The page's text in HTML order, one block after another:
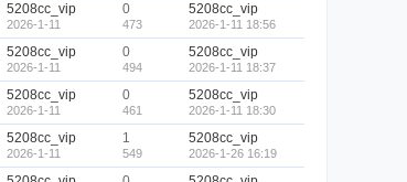
5208cc_vip
2026-1-11
0
473
5208cc_vip
2026-1-11 18:56
5208cc_vip
2026-1-11
0
494
5208cc_vip
2026-1-11 18:37
5208cc_vip
2026-1-11
0
461
5208cc_vip
2026-1-11 18:30
5208cc_vip
2026-1-11
1
549
5208cc_vip
2026-1-26 16:19